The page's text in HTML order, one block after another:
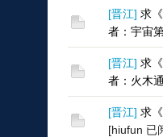
[晋江] 求
者：宇宙
[晋江] 求
者：火木
[晋江] 求
[hiufun 已